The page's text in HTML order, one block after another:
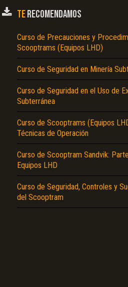
TERECOMENDAMOS
Curso de Precauciones y
Scooptrams (Equipos LHD)
Curso de Seguridad en Minería
Curso de Seguridad en el Uso de
Subterránea
Curso de Scooptrams (Equipos
Técnicas de Operación
Curso de Scooptram Sandvik:
Equipos LHD
Curso de Seguridad, Controles y
del Scooptram
Texto o Imagen de
Reportar otro tipo de error...